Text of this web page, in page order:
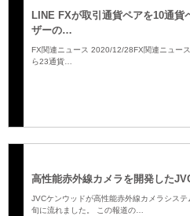
LINE FXが取引通貨ペアを10通貨
ザーの…
FX関連ニュース 2020/12/28FX関連ニュー
ら23通貨…
高性能赤外線カメラを開発した
JVCケンウッドが高性能赤外線カメラシス
旬に流れました。 この報道の…